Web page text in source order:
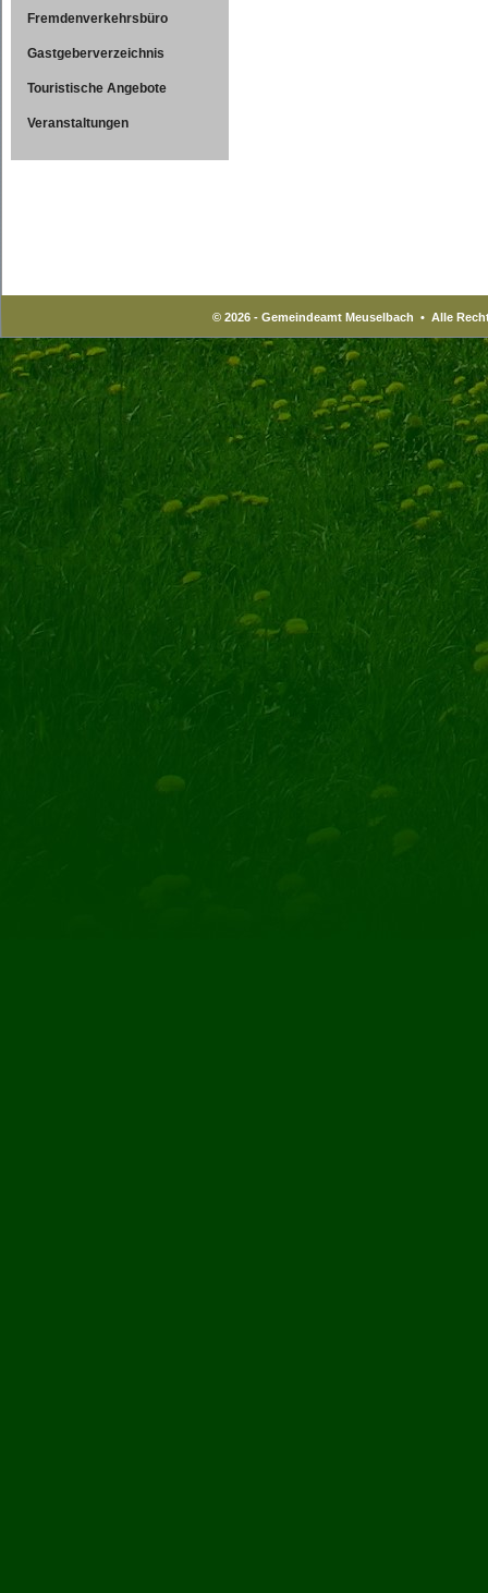
Fremdenverkehrsbüro
Gastgeberverzeichnis
Touristische Angebote
Veranstaltungen
© 2026 - Gemeindeamt Meuselbach • Alle